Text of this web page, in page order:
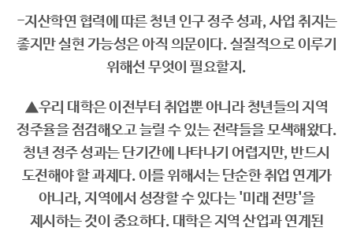
-지산학연 협력에 따른 청년 인구 정주 성과, 사업 취지는
좋지만 실현 가능성은 아직 의문이다. 실질적으로 이루기
위해선 무엇이 필요할지.
▲우리 대학은 이전부터 취업뿐 아니라 청년들의 지역
정주율을 점검해오고 늘릴 수 있는 전략들을 모색해왔다.
청년 정주 성과는 단기간에 나타나기 어렵지만, 반드시
도전해야 할 과제다. 이를 위해서는 단순한 취업 연계가
아니라, 지역에서 성장할 수 있다는 '미래 전망'을
제시하는 것이 중요하다. 대학은 지역 산업과 연계된